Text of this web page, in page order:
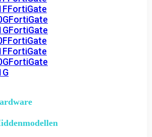
FortiGate
FortiGate
FortiGate
FortiGate
FortiGate
FortiGate